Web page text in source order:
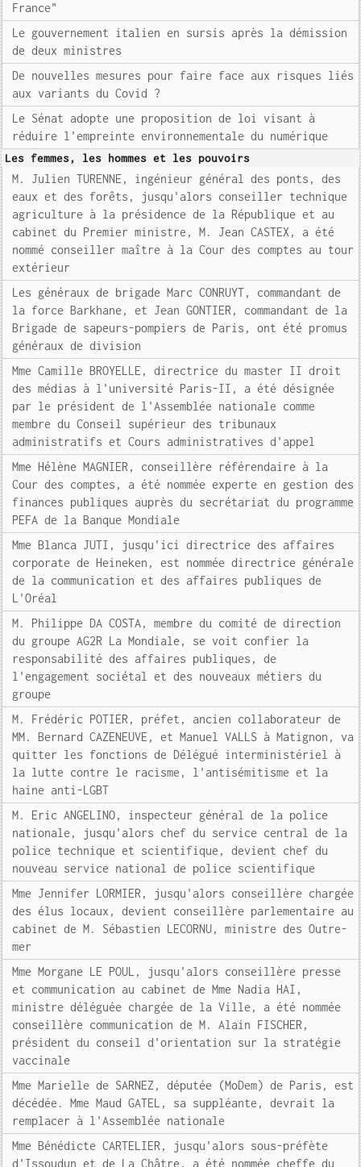
France"
Le gouvernement italien en sursis après la démission
de deux ministres
De nouvelles mesures pour faire face aux risques liés
aux variants du Covid ?
Le Sénat adopte une proposition de loi visant à
réduire l'empreinte environnementale du numérique
Les femmes, les hommes et les pouvoirs
M. Julien TURENNE, ingénieur général des ponts, des
eaux et des forêts, jusqu'alors conseiller technique
agriculture à la présidence de la République et au
cabinet du Premier ministre, M. Jean CASTEX, a été
nommé conseiller maître à la Cour des comptes au tour
extérieur
Les généraux de brigade Marc CONRUYT, commandant de
la force Barkhane, et Jean GONTIER, commandant de la
Brigade de sapeurs-pompiers de Paris, ont été promus
généraux de division
Mme Camille BROYELLE, directrice du master II droit
des médias à l'université Paris-II, a été désignée
par le président de l'Assemblée nationale comme
membre du Conseil supérieur des tribunaux
administratifs et Cours administratives d'appel
Mme Hélène MAGNIER, conseillère référendaire à la
Cour des comptes, a été nommée experte en gestion des
finances publiques auprès du secrétariat du programme
PEFA de la Banque Mondiale
Mme Blanca JUTI, jusqu'ici directrice des affaires
corporate de Heineken, est nommée directrice générale
de la communication et des affaires publiques de
L'Oréal
M. Philippe DA COSTA, membre du comité de direction
du groupe AG2R La Mondiale, se voit confier la
responsabilité des affaires publiques, de
l'engagement sociétal et des nouveaux métiers du
groupe
M. Frédéric POTIER, préfet, ancien collaborateur de
MM. Bernard CAZENEUVE, et Manuel VALLS à Matignon, va
quitter les fonctions de Délégué interministériel à
la lutte contre le racisme, l'antisémitisme et la
haine anti-LGBT
M. Eric ANGELINO, inspecteur général de la police
nationale, jusqu'alors chef du service central de la
police technique et scientifique, devient chef du
nouveau service national de police scientifique
Mme Jennifer LORMIER, jusqu'alors conseillère chargée
des élus locaux, devient conseillère parlementaire au
cabinet de M. Sébastien LECORNU, ministre des Outre-
mer
Mme Morgane LE POUL, jusqu'alors conseillère presse
et communication au cabinet de Mme Nadia HAI,
ministre déléguée chargée de la Ville, a été nommée
conseillère communication de M. Alain FISCHER,
président du conseil d'orientation sur la stratégie
vaccinale
Mme Marielle de SARNEZ, députée (MoDem) de Paris, est
décédée. Mme Maud GATEL, sa suppléante, devrait la
remplacer à l'Assemblée nationale
Mme Bénédicte CARTELIER, jusqu'alors sous-préfète
d'Issoudun et de La Châtre, a été nommée cheffe du